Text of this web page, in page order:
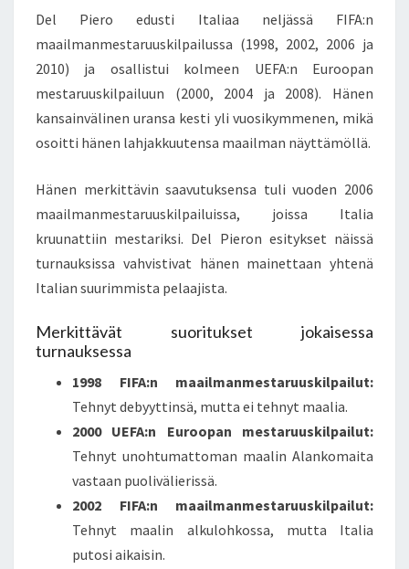
Del Piero edusti Italiaa neljässä FIFA:n
maailmanmestaruuskilpailussa (1998, 2002, 2006 ja
2010) ja osallistui kolmeen UEFA:n Euroopan
mestaruuskilpailuun (2000, 2004 ja 2008). Hänen
kansainvälinen uransa kesti yli vuosikymmenen, mikä
osoitti hänen lahjakkuutensa maailman näyttämöllä.
Hänen merkittävin saavutuksensa tuli vuoden 2006
maailmanmestaruuskilpailuissa, joissa Italia
kruunattiin mestariksi. Del Pieron esitykset näissä
turnauksissa vahvistivat hänen mainettaan yhtenä
Italian suurimmista pelaajista.
Merkittävät suoritukset jokaisessa
turnauksessa
1998 FIFA:n maailmanmestaruuskilpailut:
Tehnyt debyyttinsä, mutta ei tehnyt maalia.
2000 UEFA:n Euroopan mestaruuskilpailut:
Tehnyt unohtumattoman maalin Alankomaita
vastaan puolivälierissä.
2002 FIFA:n maailmanmestaruuskilpailut:
Tehnyt maalin alkulohkossa, mutta Italia
putosi aikaisin.